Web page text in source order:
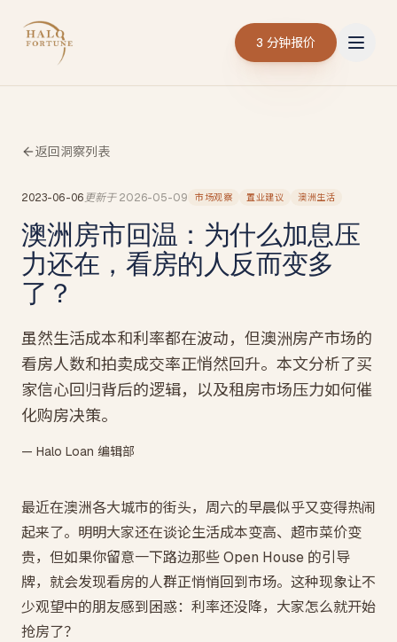
3 分钟报价
返回洞察列表
2023-06-06更新于 2026-05-09 市场观察 置业建议 澳洲生活
澳洲房市回温：为什么加息压
力还在，看房的人反而变多
了？
虽然生活成本和利率都在波动，但澳洲房产市场的
看房人数和拍卖成交率正悄然回升。本文分析了买
家信心回归背后的逻辑，以及租房市场压力如何催
化购房决策。
— Halo Loan 编辑部
最近在澳洲各大城市的街头，周六的早晨似乎又变得热闹
起来了。明明大家还在谈论生活成本变高、超市菜价变
贵，但如果你留意一下路边那些 Open House 的引导
牌，就会发现看房的人群正悄悄回到市场。这种现象让不
少观望中的朋友感到困惑：利率还没降，大家怎么就开始
抢房了？